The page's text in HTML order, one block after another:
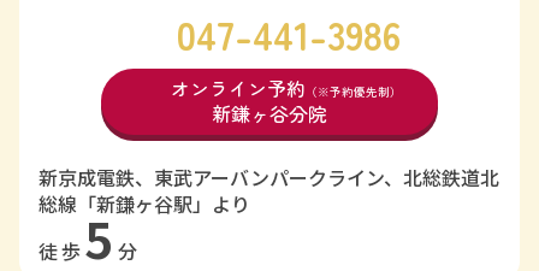
047-441-3986
オンライン予約 （※予約優先制）
新鎌ヶ谷分院
新京成電鉄、東武アーバンパークライン、北総鉄道北
総線「新鎌ヶ谷駅」より
徒歩5分